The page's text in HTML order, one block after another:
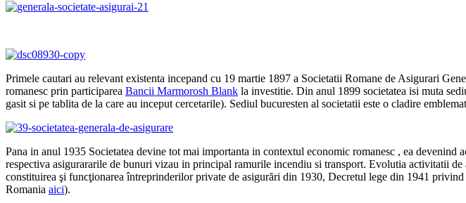
Primele cautari au relevant existenta incepand cu 19 martie 1897 a Societatii Romane de Asigurari
romanesc prin participarea Bancii Marmorosh Blank la investitie. Din anul 1899 societatea isi muta
gasit si pe tablita de la care au inceput cercetarile). Sediul bucuresten al societatii este o cladire
Pana in anul 1935 Societatea devine tot mai importanta in contextul economic romanesc , ea
respectiva asigurararile de bunuri vizau in principal ramurile incendiu si transport. Evolutia activitatii de
constituirea şi funcţionarea întreprinderilor private de asigurări din 1930, Decretul lege din 1941
Romania aici).